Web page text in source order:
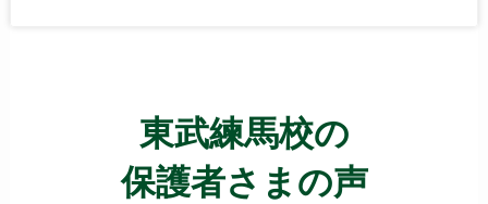
東武練馬校の
保護者さまの声